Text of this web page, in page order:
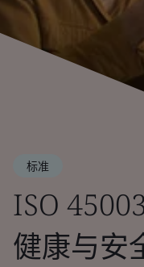
标准
ISO
健康与安